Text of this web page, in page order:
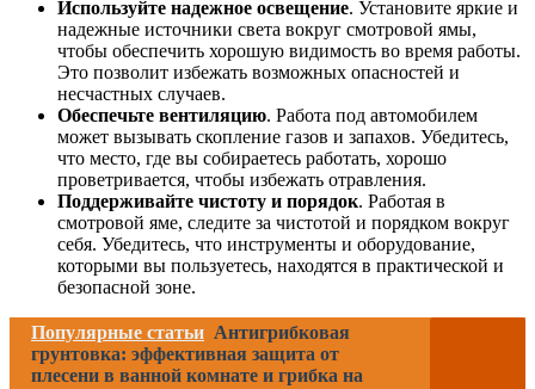
Используйте надежное освещение. Установите яркие и
надежные источники света вокруг смотровой ямы,
чтобы обеспечить хорошую видимость во время работы.
Это позволит избежать возможных опасностей и
несчастных случаев.
Обеспечьте вентиляцию. Работа под автомобилем
может вызывать скопление газов и запахов. Убедитесь,
что место, где вы собираетесь работать, хорошо
проветривается, чтобы избежать отравления.
Поддерживайте чистоту и порядок. Работая в
смотровой яме, следите за чистотой и порядком вокруг
себя. Убедитесь, что инструменты и оборудование,
которыми вы пользуетесь, находятся в практической и
безопасной зоне.
Популярные статьи Антигрибковая
грунтовка: эффективная защита от
плесени в ванной комнате и грибка на